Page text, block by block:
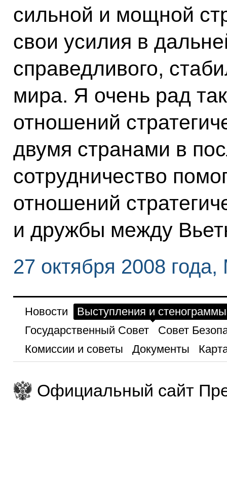
сильной и мощной
свои усилия в
справедливого,
мира. Я очень рад
отношений
двумя странами в
сотрудничество
отношений
и дружбы между
27 октября 2008
Новости
Выступления и стенограммы
Государственный Совет
Совет
Комиссии и советы
Документы
Официальный сайт